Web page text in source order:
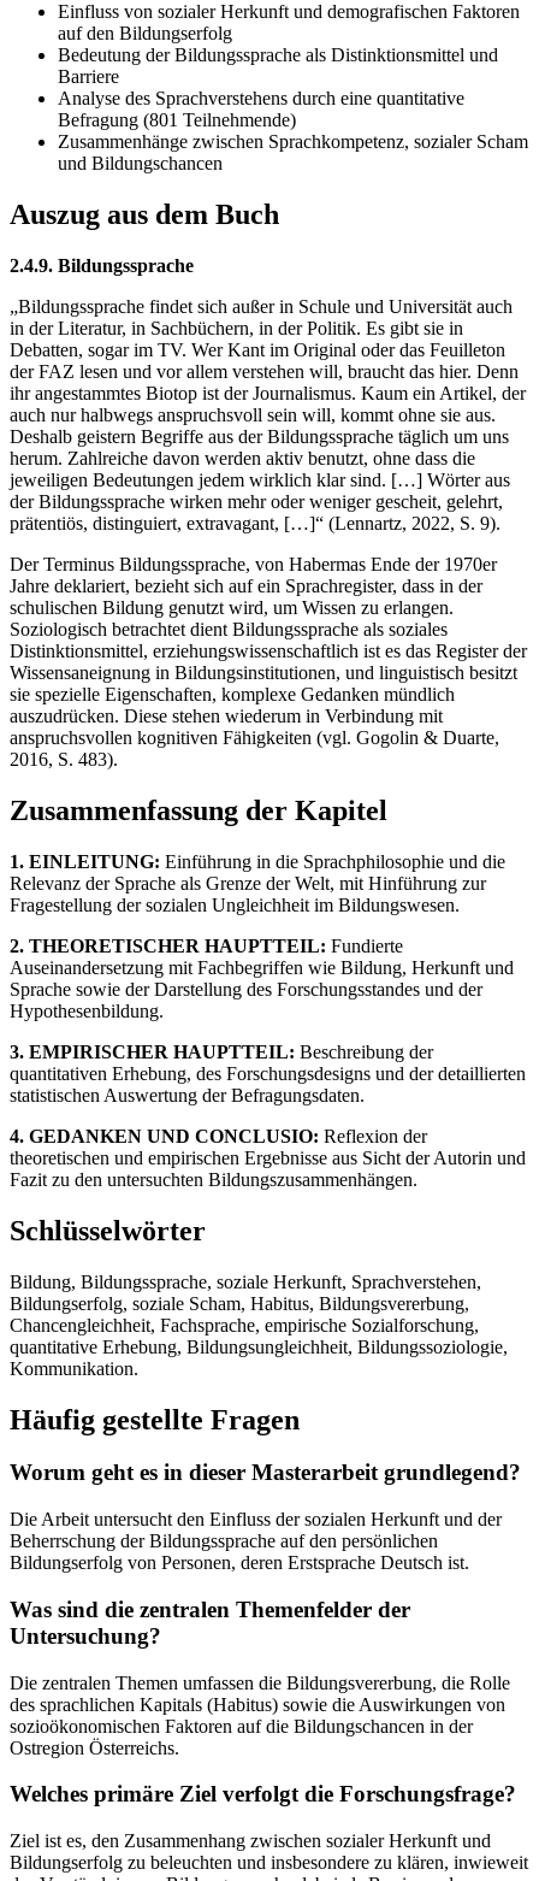
Einfluss von sozialer Herkunft und demografischen Faktoren
auf den Bildungserfolg
Bedeutung der Bildungssprache als Distinktionsmittel und
Barriere
Analyse des Sprachverstehens durch eine quantitative
Befragung (801 Teilnehmende)
Zusammenhänge zwischen Sprachkompetenz, sozialer Scham
und Bildungschancen
Auszug aus dem Buch
2.4.9. Bildungssprache
„Bildungssprache findet sich außer in Schule und Universität auch
in der Literatur, in Sachbüchern, in der Politik. Es gibt sie in
Debatten, sogar im TV. Wer Kant im Original oder das Feuilleton
der FAZ lesen und vor allem verstehen will, braucht das hier. Denn
ihr angestammtes Biotop ist der Journalismus. Kaum ein Artikel, der
auch nur halbwegs anspruchsvoll sein will, kommt ohne sie aus.
Deshalb geistern Begriffe aus der Bildungssprache täglich um uns
herum. Zahlreiche davon werden aktiv benutzt, ohne dass die
jeweiligen Bedeutungen jedem wirklich klar sind. […] Wörter aus
der Bildungssprache wirken mehr oder weniger gescheit, gelehrt,
prätentiös, distinguiert, extravagant, […]“ (Lennartz, 2022, S. 9).
Der Terminus Bildungssprache, von Habermas Ende der 1970er
Jahre deklariert, bezieht sich auf ein Sprachregister, dass in der
schulischen Bildung genutzt wird, um Wissen zu erlangen.
Soziologisch betrachtet dient Bildungssprache als soziales
Distinktionsmittel, erziehungswissenschaftlich ist es das Register der
Wissensaneignung in Bildungsinstitutionen, und linguistisch besitzt
sie spezielle Eigenschaften, komplexe Gedanken mündlich
auszudrücken. Diese stehen wiederum in Verbindung mit
anspruchsvollen kognitiven Fähigkeiten (vgl. Gogolin & Duarte,
2016, S. 483).
Zusammenfassung der Kapitel
1. EINLEITUNG: Einführung in die Sprachphilosophie und die
Relevanz der Sprache als Grenze der Welt, mit Hinführung zur
Fragestellung der sozialen Ungleichheit im Bildungswesen.
2. THEORETISCHER HAUPTTEIL: Fundierte
Auseinandersetzung mit Fachbegriffen wie Bildung, Herkunft und
Sprache sowie der Darstellung des Forschungsstandes und der
Hypothesenbildung.
3. EMPIRISCHER HAUPTTEIL: Beschreibung der
quantitativen Erhebung, des Forschungsdesigns und der detaillierten
statistischen Auswertung der Befragungsdaten.
4. GEDANKEN UND CONCLUSIO: Reflexion der
theoretischen und empirischen Ergebnisse aus Sicht der Autorin und
Fazit zu den untersuchten Bildungszusammenhängen.
Schlüsselwörter
Bildung, Bildungssprache, soziale Herkunft, Sprachverstehen,
Bildungserfolg, soziale Scham, Habitus, Bildungsvererbung,
Chancengleichheit, Fachsprache, empirische Sozialforschung,
quantitative Erhebung, Bildungsungleichheit, Bildungssoziologie,
Kommunikation.
Häufig gestellte Fragen
Worum geht es in dieser Masterarbeit grundlegend?
Die Arbeit untersucht den Einfluss der sozialen Herkunft und der
Beherrschung der Bildungssprache auf den persönlichen
Bildungserfolg von Personen, deren Erstsprache Deutsch ist.
Was sind die zentralen Themenfelder der
Untersuchung?
Die zentralen Themen umfassen die Bildungsvererbung, die Rolle
des sprachlichen Kapitals (Habitus) sowie die Auswirkungen von
sozioökonomischen Faktoren auf die Bildungschancen in der
Ostregion Österreichs.
Welches primäre Ziel verfolgt die Forschungsfrage?
Ziel ist es, den Zusammenhang zwischen sozialer Herkunft und
Bildungserfolg zu beleuchten und insbesondere zu klären, inwieweit